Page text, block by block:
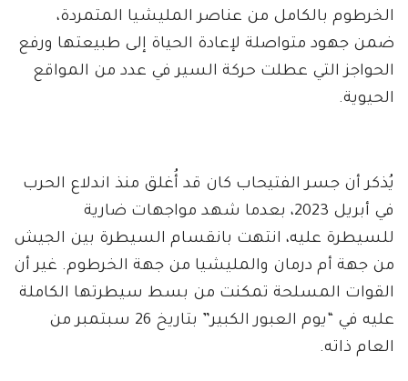
الخرطوم بالكامل من عناصر المليشيا المتمردة،
ضمن جهود متواصلة لإعادة الحياة إلى طبيعتها ورفع
الحواجز التي عطلت حركة السير في عدد من المواقع
الحيوية.
يُذكر أن جسر الفتيحاب كان قد أُغلق منذ اندلاع الحرب
في أبريل 2023، بعدما شهد مواجهات ضارية
للسيطرة عليه، انتهت بانقسام السيطرة بين الجيش
من جهة أم درمان والمليشيا من جهة الخرطوم. غير أن
القوات المسلحة تمكنت من بسط سيطرتها الكاملة
عليه في “يوم العبور الكبير” بتاريخ 26 سبتمبر من
العام ذاته.